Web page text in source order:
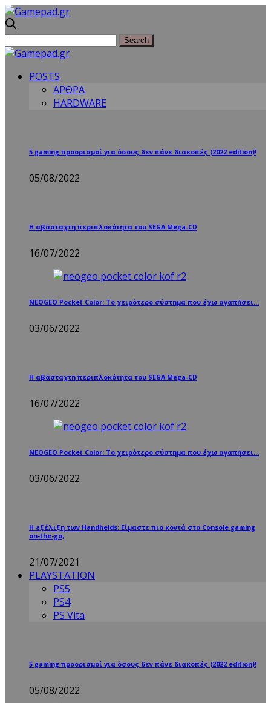
POSTS
ΑΡΘΡΑ
HARDWARE
5 gaming προορισμοί για όσους δεν πάνε διακοπές (2022 edition)!
05/08/2022
Η αβάσταχτη περιπλοκότητα του SEGA Mega-CD
16/07/2022
NEOGEO Pocket Color: Το χειρότερο σύστημα που έχω αγαπήσει…
03/06/2022
Η αβάσταχτη περιπλοκότητα του SEGA Mega-CD
16/07/2022
NEOGEO Pocket Color: Το χειρότερο σύστημα που έχω αγαπήσει…
03/06/2022
Η εξέλιξη των Handhelds: Είμαστε πιο κοντά στο Console gaming
on-the-go;
21/07/2021
PLAYSTATION
PS5
PS4
PS Vita
5 gaming προορισμοί για όσους δεν πάνε διακοπές (2022 edition)!
05/08/2022